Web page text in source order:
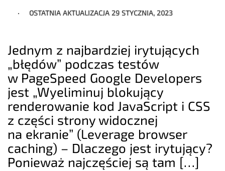
OSTATNIA AKTUALIZACJA 29 STYCZNIA, 2023
Jednym z najbardziej irytujących
„błędów” podczas testów
w PageSpeed Google Developers
jest „Wyeliminuj blokujący
renderowanie kod JavaScript i CSS
z części strony widocznej
na ekranie” (Leverage browser
caching) – Dlaczego jest irytujący?
Ponieważ najczęściej są tam […]